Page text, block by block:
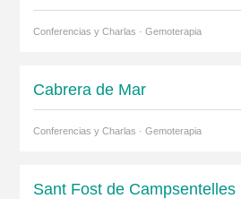
Conferencias y Charlas · Gemoterapia
Cabrera de Mar
Conferencias y Charlas · Gemoterapia
Sant Fost de Campsentelles